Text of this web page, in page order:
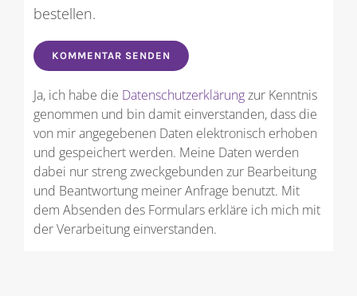
bestellen.
Ja, ich habe die Datenschutzerklärungzur Kenntnis
genommen und bin damit einverstanden, dass die
von mir angegebenen Daten elektronisch erhoben
und gespeichert werden. Meine Daten werden
dabei nur streng zweckgebunden zur Bearbeitung
und Beantwortung meiner Anfrage benutzt. Mit
dem Absenden des Formulars erkläre ich mich mit
der Verarbeitung einverstanden.